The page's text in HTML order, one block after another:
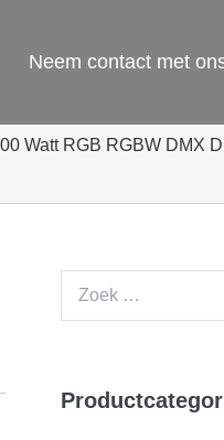
Neem contact met
Watt RGB RGBW DMX
Zoek